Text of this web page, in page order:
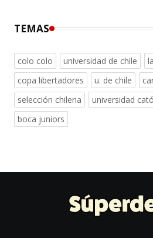
TEMAS
colo colo universidad de chile
copa libertadores
u. de chile
selección chilena
universidad
boca juniors